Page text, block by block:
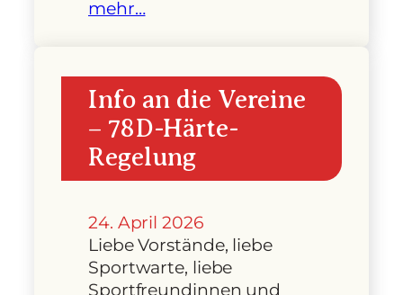
mehr…
Info an die Vereine
– 78D-Härte-
Regelung
24. April 2026
Liebe Vorstände, liebe
Sportwarte, liebe
Sportfreundinnen und